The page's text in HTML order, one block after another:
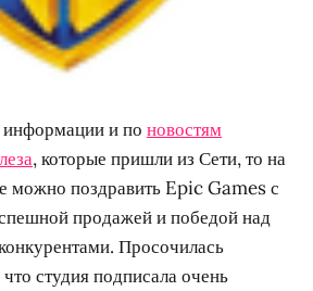
и по новостям
, которые пришли из Сети, то на
можно поздравить Epic Games с
продажей и победой над
Просочилась
студия подписала очень